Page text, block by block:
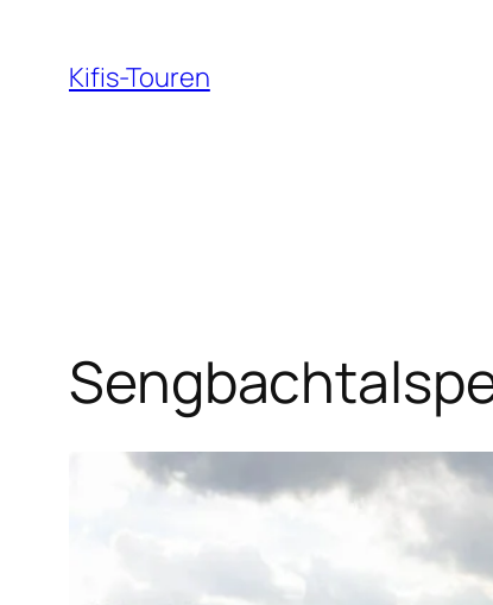
Inhalt
springen
Kifis-Touren